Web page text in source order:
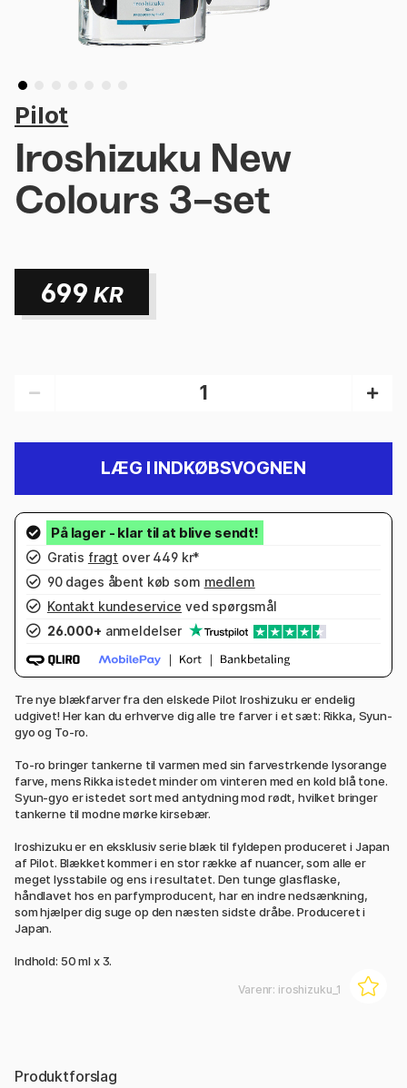
Pilot
Iroshizuku New
Colours 3-set
699 KR
LÆG I INDKØBSVOGNEN
Gratis fragt over 449 kr*
90 dages åbent køb som medlem
Kontakt kundeservice ved spørgsmål
26.000+ anmeldelser
Tre nye blækfarver fra den elskede Pilot Iroshizuku er endelig
udgivet! Her kan du erhverve dig alle tre farver i et sæt: Rikka, Syun-
gyo og To-ro.
To-ro bringer tankerne til varmen med sin farvestrkende lysorange
farve, mens Rikka istedet minder om vinteren med en kold blå tone.
Syun-gyo er istedet sort med antydning mod rødt, hvilket bringer
tankerne til modne mørke kirsebær.
Iroshizuku er en eksklusiv serie blæk til fyldepen produceret i Japan
af Pilot. Blækket kommer i en stor række af nuancer, som alle er
meget lysstabile og ens i resultatet. Den tunge glasflaske,
håndlavet hos en parfymproducent, har en indre nedsænkning,
som hjælper dig suge op den næsten sidste dråbe. Produceret i
Japan.
Indhold: 50 ml x 3.
Varenr: iroshizuku_1
Produktforslag